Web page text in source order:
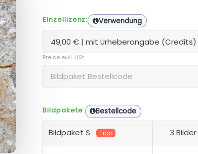
Einzellizenz: Verwendung
Preise exkl. USt.
Bildpakete: Bestellcode
Bildpaket S Tipp 3 Bilder